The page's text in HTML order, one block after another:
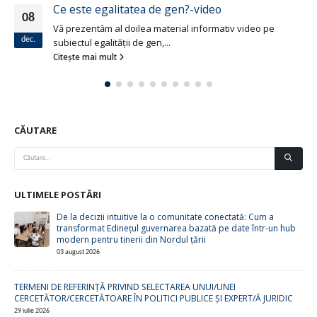
08
dec.
Ce este egalitatea de gen?-video
Vă prezentăm al doilea material informativ video pe
subiectul egalității de gen,...
Citește mai mult
CĂUTARE
ULTIMELE POSTĂRI
De la decizii intuitive la o comunitate conectată: Cum a
transformat Edinețul guvernarea bazată pe date într-un hub
modern pentru tinerii din Nordul țării
03 august 2026
TERMENI DE REFERINȚĂ PRIVIND SELECTAREA UNUI/UNEI
CERCETĂTOR/CERCETĂTOARE ÎN POLITICI PUBLICE ȘI EXPERT/Ă JURIDIC
29 iulie 2026